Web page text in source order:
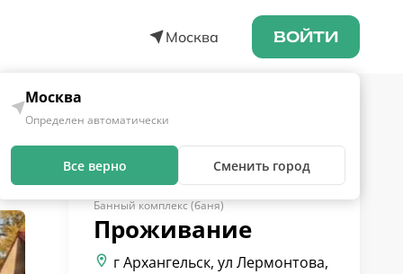
Москва ВОЙТИ
Москва
Определен автоматически
Все верно Сменить город
Банный комплекс (баня)
Проживание
г Архангельск, ул Лермонтова,